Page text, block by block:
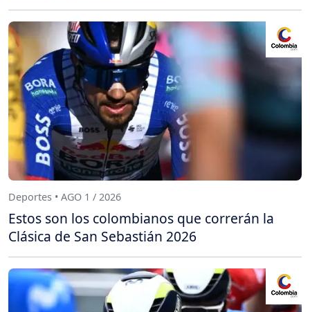
Deportes • AGO 1 / 2026
Estos son los colombianos que correrán la
Clásica de San Sebastián 2026